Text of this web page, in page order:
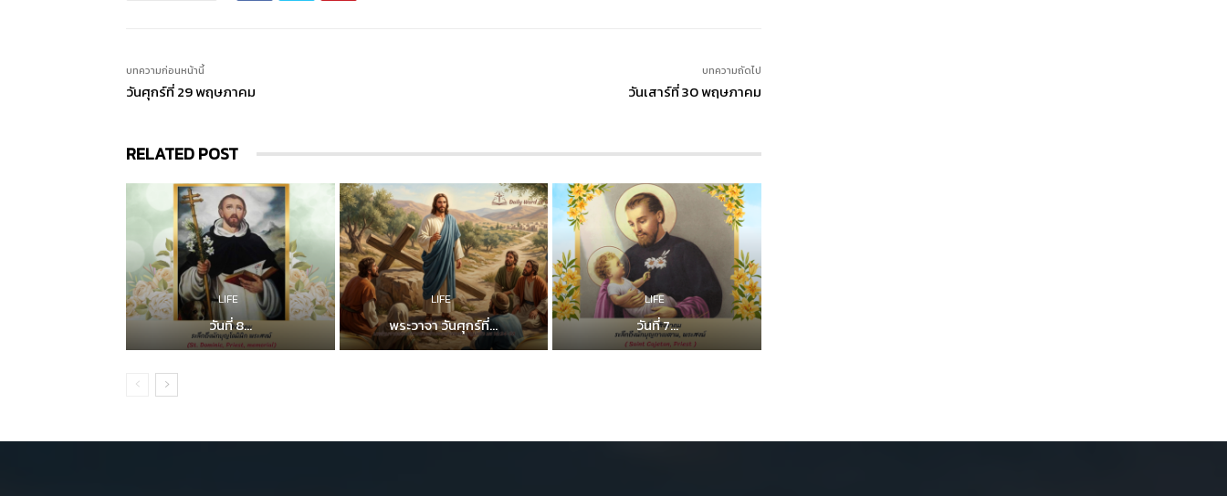
บทความก่อนหน้านี้
วันศุกร์ที่ 29 พฤษภาคม
บทความถัดไป
วันเสาร์ที่ 30 พฤษภาคม
RELATED POST
LIFE
วันที่ 8...
LIFE
พระวาจา วันศุกร์ที่...
LIFE
วันที่ 7...